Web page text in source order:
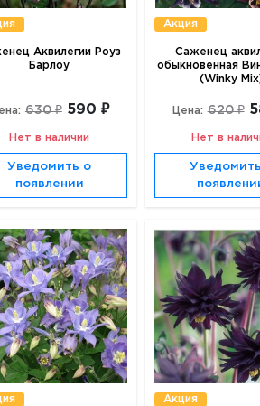
Аквилегии Роуз
Барлоу
630 ₽ 590 ₽
Нет в наличии
Уведомить о
появлении
Акция
Саженец
обыкновенная
(Winky
Цена: 620 ₽
Нет в
Акция